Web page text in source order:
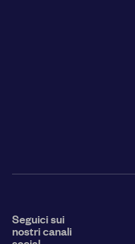
Seguici sui
nostri canali